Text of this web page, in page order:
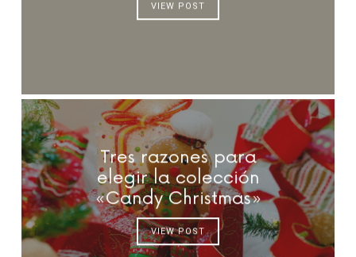
VIEW POST
Tres razones para
elegir la colección
«Candy Christmas»
VIEW POST